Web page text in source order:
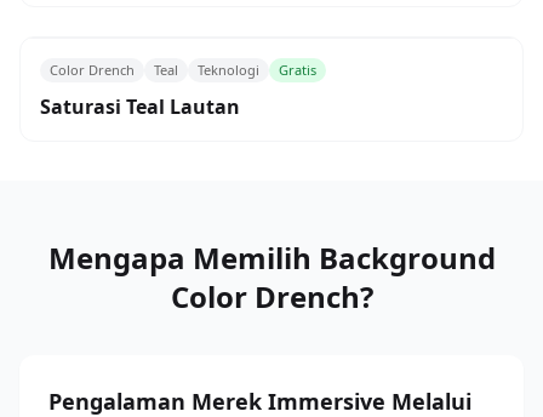
Color Drench Teal Teknologi Gratis
Saturasi Teal Lautan
Mengapa Memilih Background
Color Drench?
Pengalaman Merek Immersive Melalui